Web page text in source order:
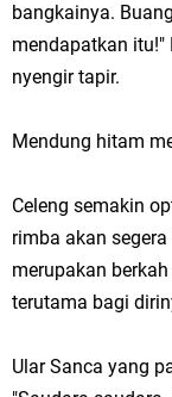
bangkainya.
mendapatkan itu!"
nyengir tapir.
Mendung hitam
Celeng semakin
rimba akan
merupakan
terutama bagi
Ular Sanca yang